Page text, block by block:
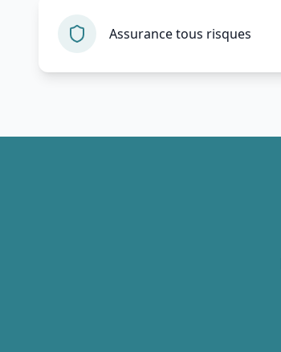
Assurance tous risques